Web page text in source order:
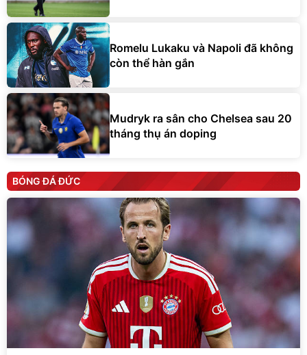
Romelu Lukaku và Napoli đã không
còn thể hàn gắn
Mudryk ra sân cho Chelsea sau 20
tháng thụ án doping
BÓNG ĐÁ ĐỨC